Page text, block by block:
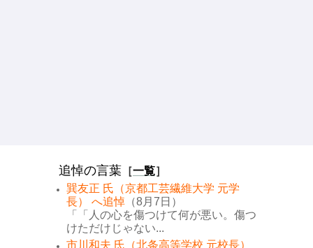
追悼の言葉 ［一覧］
巽友正 氏（京都工芸繊維大学 元学
長） へ追悼 （8月7日）
「「人の心を傷つけて何が悪い。傷つ
けただけじゃない...
市川和夫 氏（北条高等学校 元校長）